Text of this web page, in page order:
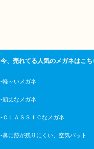
今、売れてる人気のメガネはこち
-軽～いメガネ
-頑丈なメガネ
-ＣＬＡＳＳＩＣなメガネ
-鼻に跡が残りにくい、空気パット